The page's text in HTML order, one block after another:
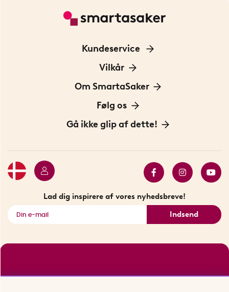
Kundeservice
Kontakt os
Vilkår
Information om cookies
Privatlivspolitik
Om SmartaSaker
Om os
Vores historie
Følg os
Opfindere
Gå ikke glip af dette!
Se alle smarte produkter
Lad dig inspirere af vores nyhedsbreve!
Indsend